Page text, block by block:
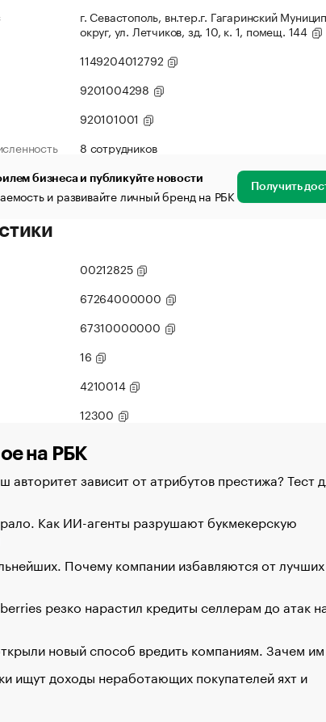
г. Севастополь, вн.тер.г. Гагаринский
округ, ул. Летчиков, зд. 10, к. 1, помещ. 144
1149204012792
9201004298
920101001
8 сотрудников
бизнеса и публикуйте новости
и развивайте личный бренд на РБК Получить
00212825
67264000000
67310000000
16
4210014
12300
на РБК
авторитет зависит от атрибутов престижа? Тест
Как ИИ-агенты разрушают букмекерскую
Почему компании избавляются от лучших
резко нарастил кредиты селлерам до атак
новый способ вредить компаниям. Зачем
ищут доходы неработающих покупателей яхт и